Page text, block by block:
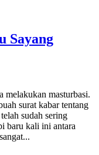
Sayang
melakukan masturbasi.
surat kabar tentang
sudah sering
baru kali ini antara